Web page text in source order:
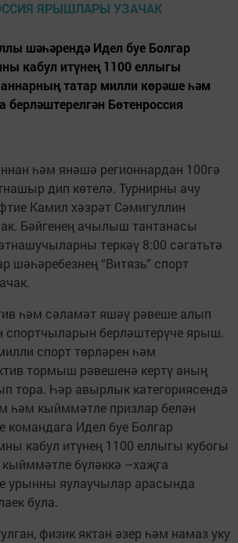
шәһәрендә Идел буе Болгар
кабул итүнең 1100 еллыгы
татар милли көрәше һәм
берләштерелгән Бөтенроссия
һәм янәшә регионнардан 100гә
дип көтелә. Турнирны ачу
Камил хәзрәт Сәмигуллин
Бәйгенең ачылыш тантанасы
теркәү 8:00 сәгатьтә
“Витязь” спорт
һәм сәламәт яшәү рәвеше алып
спортчыларын берләштерүче ярыш.
спорт төрләрен һәм
тормыш рәвешенә кертү аның
тора. Һәр авырлык категориясендә
һәм кыйммәтле призлар белән
командага Идел буе Болгар
кабул итүнең 1100 еллыгы кубогы
бүләккә –хаҗга
урынны яулаучылар арасында
була.
физик яктан әзер һәм намаз уку